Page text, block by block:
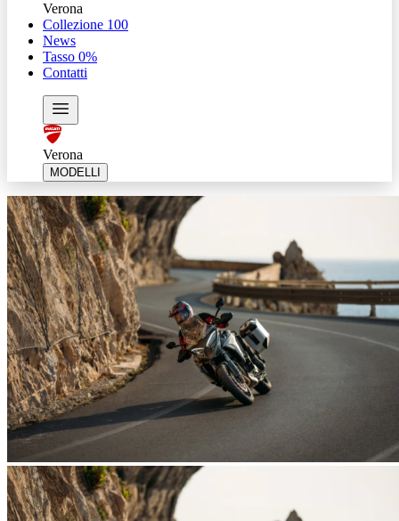
Verona
Collezione 100
News
Tasso 0%
Contatti
Verona
MODELLI